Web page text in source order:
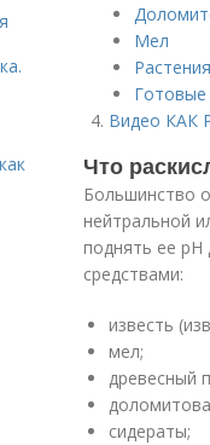
Мел
Готовые
Видео
Что
Большинство
нейтральной
поднять ее рН
средствами:
известь
мел;
древесный
сидераты;